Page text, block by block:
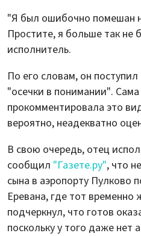
"Я был ошибочно помешан
Простите, я больше так не
исполнитель.
По его словам, он
"осечки в понимании".
прокомментировала это
вероятно, неадекватно
В свою очередь, отец
сообщил "Газете.ру", что
сына в аэропорту Пулково
Еревана, где тот временно
подчеркнул, что готов
поскольку у того даже нет